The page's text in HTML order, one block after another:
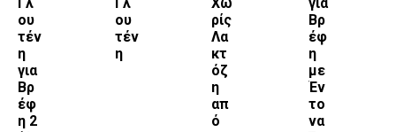
ου
τέν
η
για
Βρ
έφ
η 2
ου
τέν
η
ρίς
Λα
κτ
όζ
η
απ
ό
Βρ
έφ
η
με
Έν
το
να